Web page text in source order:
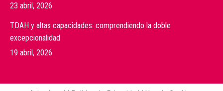
23 abril, 2026
TDAH y altas capacidades: comprendiendo la doble
excepcionalidad
19 abril, 2026